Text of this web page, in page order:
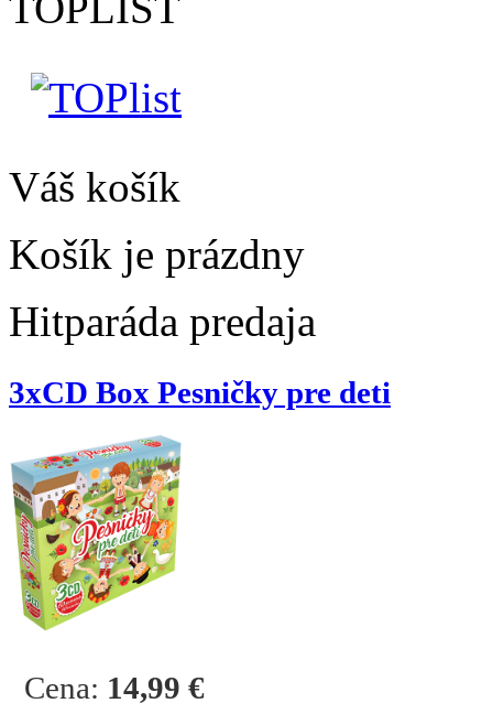
Váš košík
Košík je prázdny
Hitparáda predaja
3xCD Box Pesničky pre deti
Cena: 14,99 €